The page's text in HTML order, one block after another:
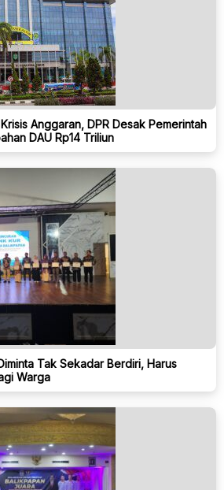
Anggaran, DPR Desak Pemerintah
DAU Rp14 Triliun
Tak Sekadar Berdiri, Harus
Warga